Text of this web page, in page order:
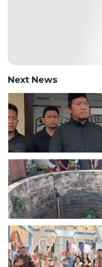
Next News